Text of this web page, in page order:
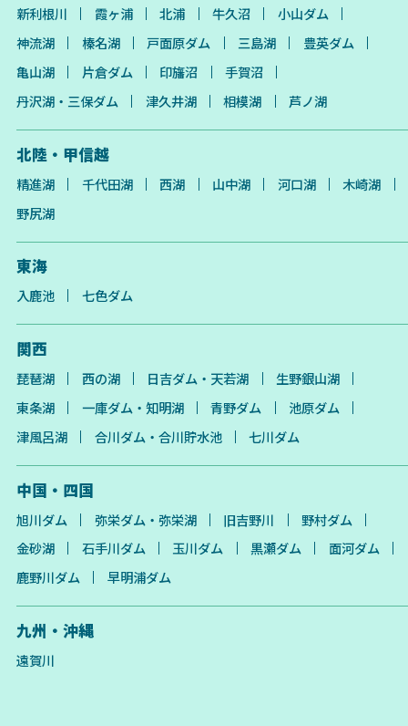
新利根川 霞ヶ浦 北浦 牛久沼
小山ダム
神流湖
榛名湖 戸面原ダム 三島湖
豊英ダム
亀山湖
片倉ダム 印旛沼
手賀沼
丹沢湖・三保ダム
津久井湖 相模湖 芦ノ湖
北陸・甲信越
精進湖 千代田湖 西湖 山中湖 河口湖
木崎湖
野尻湖
東海
入鹿池 七色ダム
関西
琵琶湖 西の湖 日吉ダム・天若湖
生野銀山湖
東条湖
一庫ダム・知明湖 青野ダム
池原ダム
津風呂湖
合川ダム・合川貯水池 七川ダム
中国・四国
旭川ダム 弥栄ダム・弥栄湖 旧吉野川
野村ダム
金砂湖
石手川ダム 玉川ダム 黒瀬ダム
面河ダム
鹿野川ダム
早明浦ダム
九州・沖縄
遠賀川